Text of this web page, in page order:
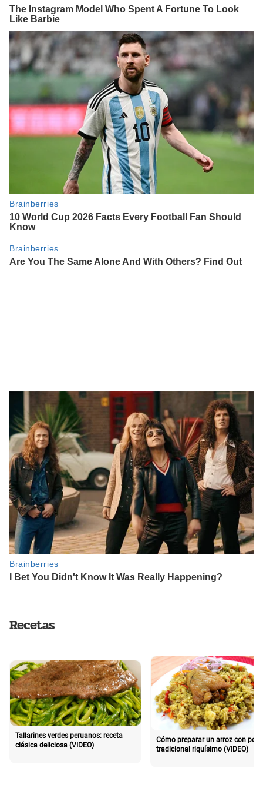
Recetas
Tallarines verdes peruanos: receta
clásica deliciosa (VIDEO)
Cómo preparar un arroz con pollo
tradicional riquísimo (VIDEO)